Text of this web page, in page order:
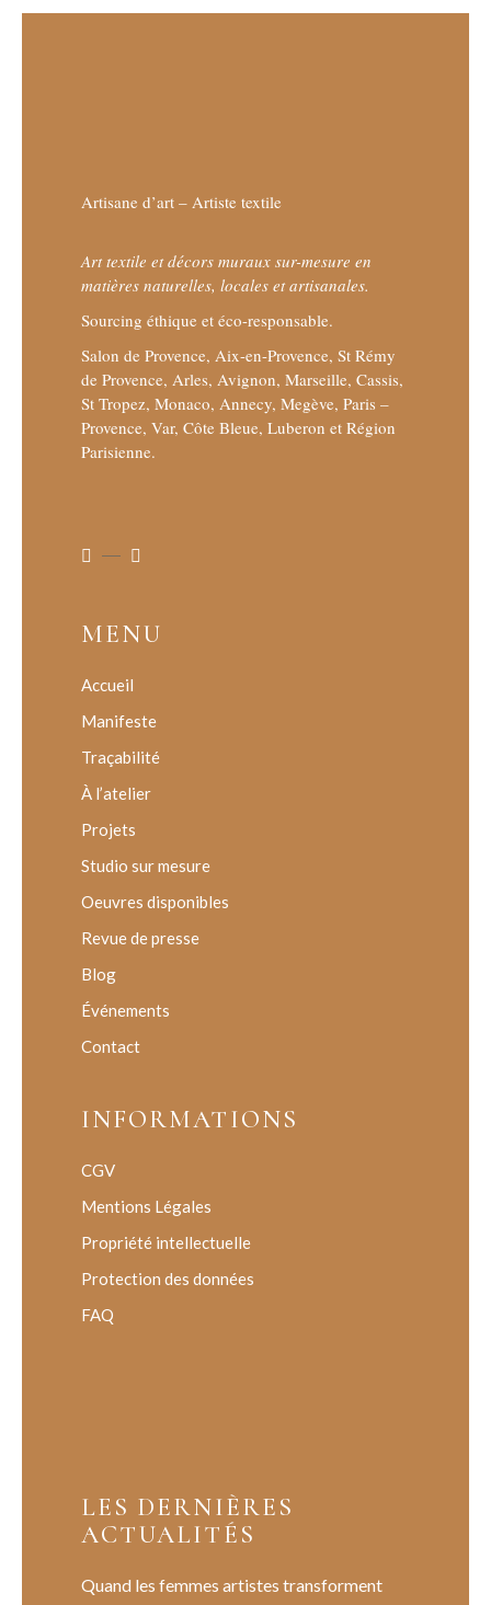
Artisane d’art – Artiste textile
Art textile et décors muraux sur-mesure en
matières naturelles, locales et artisanales.
Sourcing éthique et éco-responsable.
Salon de Provence, Aix-en-Provence, St Rémy
de Provence, Arles, Avignon, Marseille, Cassis,
St Tropez, Monaco, Annecy, Megève, Paris –
Provence, Var, Côte Bleue, Luberon et Région
Parisienne.
MENU
Accueil
Manifeste
Traçabilité
À l’atelier
Projets
Studio sur mesure
Oeuvres disponibles
Revue de presse
Blog
Événements
Contact
INFORMATIONS
CGV
Mentions Légales
Propriété intellectuelle
Protection des données
FAQ
LES DERNIÈRES
ACTUALITÉS
Quand les femmes artistes transforment